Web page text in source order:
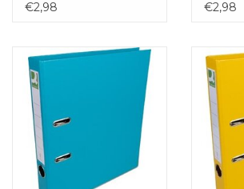
grijs
€2,98
violet
€2,98